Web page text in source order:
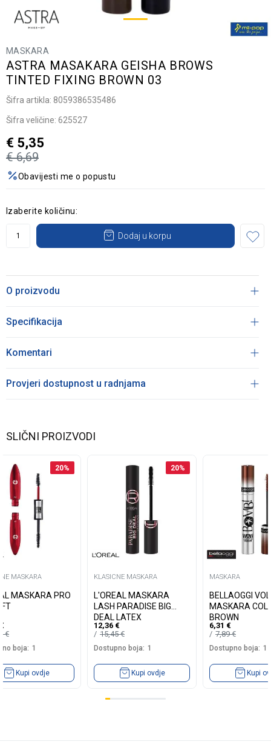
MASKARA
ASTRA MASAKARA GEISHA BROWS
TINTED FIXING BROWN 03
Šifra artikla: 8059386535486
Šifra veličine: 625527
€ 6,69
€ 5,35
Obavijesti me o popustu
Izaberite količinu:
Dodaj u korpu
O proizvodu
Specifikacija
Komentari
Provjeri dostupnost u radnjama
SLIČNI PROIZVODI
20%
MASKARA
MASKARA PRO
€
€
boja: 1
Kupi ovdje
20%
KLASICNE MASKARA
L'OREAL MASKARA
LASH PARADISE BIG
DEAL LATEX
12,36 €
15,45€
Dostupno boja: 1
Kupi ovdje
MASKARA
BELLAOGGI
MASKARA
BROWN
6,31 €
7,89€
Dostupno boja: 1
Kupi